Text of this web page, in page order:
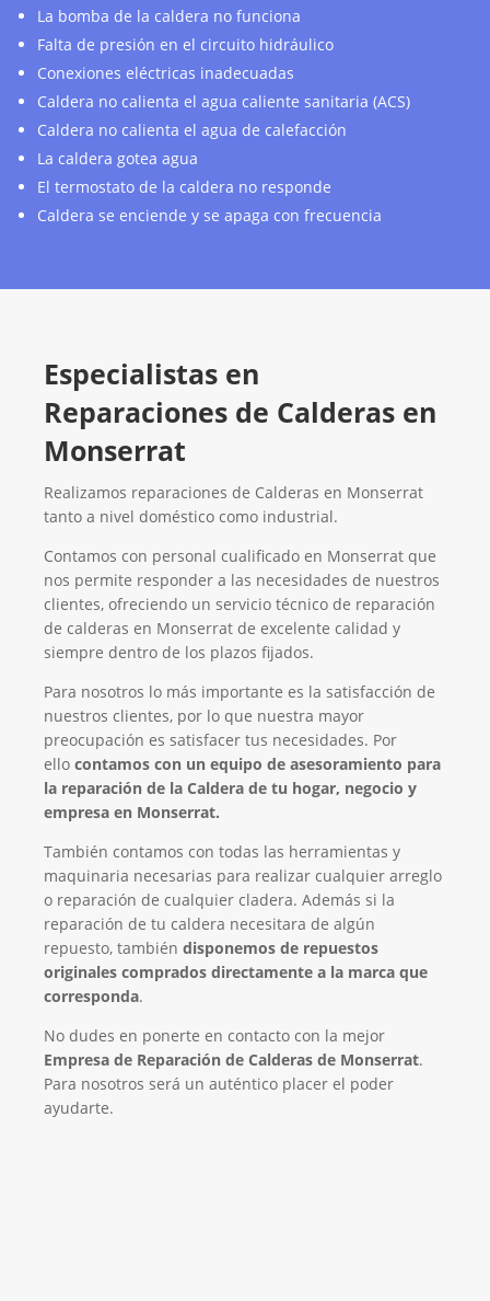
La bomba de la caldera no funciona
Falta de presión en el circuito hidráulico
Conexiones eléctricas inadecuadas
Caldera no calienta el agua caliente sanitaria (ACS)
Caldera no calienta el agua de calefacción
La caldera gotea agua
El termostato de la caldera no responde
Caldera se enciende y se apaga con frecuencia
Especialistas en
Reparaciones de Calderas en
Monserrat
Realizamos reparaciones de Calderas en Monserrat
tanto a nivel doméstico como industrial.
Contamos con personal cualificado en Monserrat que
nos permite responder a las necesidades de nuestros
clientes, ofreciendo un servicio técnico de reparación
de calderas en Monserrat de excelente calidad y
siempre dentro de los plazos fijados.
Para nosotros lo más importante es la satisfacción de
nuestros clientes, por lo que nuestra mayor
preocupación es satisfacer tus necesidades. Por
ello contamos con un equipo de asesoramiento para
la reparación de la Caldera de tu hogar, negocio y
empresa en Monserrat.
También contamos con todas las herramientas y
maquinaria necesarias para realizar cualquier arreglo
o reparación de cualquier cladera. Además si la
reparación de tu caldera necesitara de algún
repuesto, también disponemos de repuestos
originales comprados directamente a la marca que
corresponda.
No dudes en ponerte en contacto con la mejor
Empresa de Reparación de Calderas de Monserrat.
Para nosotros será un auténtico placer el poder
ayudarte.